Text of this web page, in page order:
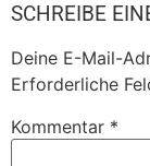
SCHREIBE
Deine E-Mail-
Erforderliche
Kommentar *